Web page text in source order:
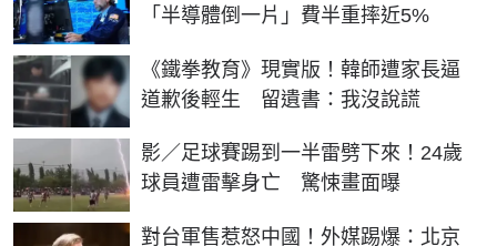
「半導體倒一片」費半重摔近5%
《鐵拳教育》現實版！韓師遭家長逼
道歉後輕生 留遺書：我沒說謊
影／足球賽踢到一半雷劈下來！24歲
球員遭雷擊身亡 驚悚畫面曝
對台軍售惹怒中國！外媒踢爆：北京